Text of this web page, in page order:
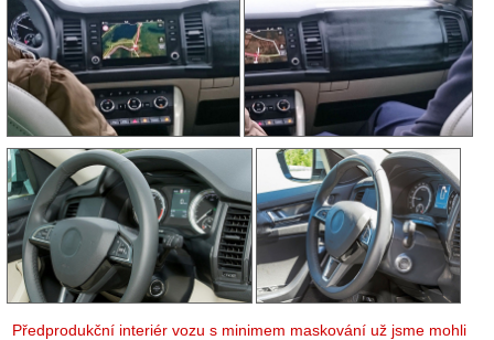
Předprodukční interiér vozu s minimem maskování už jsme mohli